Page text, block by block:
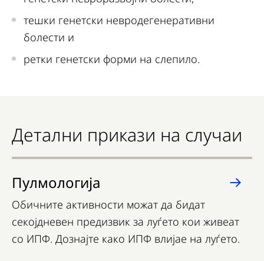
тешки генетски невродегенеративни
болести и
ретки генетски форми на слепило.
Детални прикази на случаи
Пулмологија
Обичните активности можат да бидат
секојдневен предизвик за луѓето кои живеат
со ИПФ. Дознајте како ИПФ влијае на луѓето.